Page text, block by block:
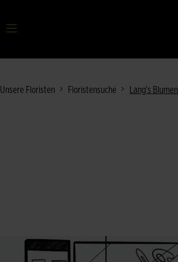
Unsere Floristen Floristensuche Lang's Blumen